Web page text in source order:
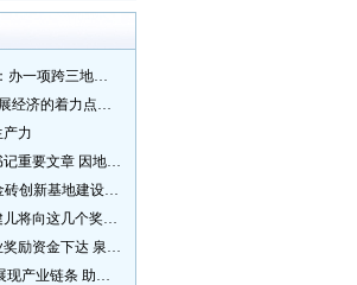
经纬线·当全运会遇上大湾区：办一项跨三地的赛事有多硬核？
一习话·迈向“十五五”｜“把发展经济的着力点放在实体经济上”
力
《求是》杂志发表习近平总书记重要文章 因地制宜发展新质生产力
共享“大金砖合作”金色机遇 金砖创新基地建设成效显著
11月16日赛程表来啦！福建健儿将向这几个奖牌发起冲击→
2025年省级新增规上工业企业奖励资金下达 泉州市获补资金居全省首位
晋江发布跨境电商产业地图 展现产业链条 助力“晋品出海”